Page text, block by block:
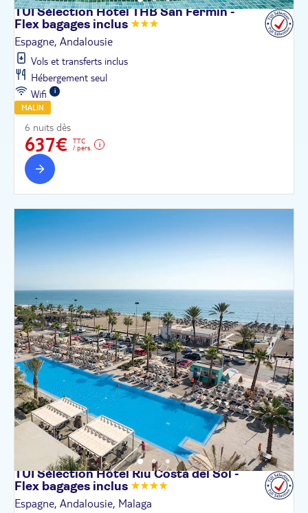
TUI Sélection Hôtel THB San Fermin -
Flex bagages inclus
Espagne, Andalousie
Vols et transferts inclus
Hébergement seul
Wifi
MALIN
6 nuits dès
637€
TTC
/ pers.
TUI Sélection Hôtel Riu Costa del Sol -
Flex bagages inclus
Espagne, Andalousie, Malaga